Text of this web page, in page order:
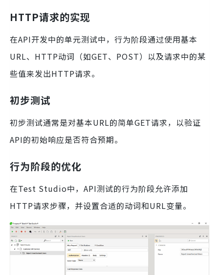
HTTP请求的实现
在API开发中的单元测试中，行为阶段通过使用基本
URL、HTTP动词（如GET、POST）以及请求中的某
些值来发出HTTP请求。
初步测试
初步测试通常是对基本URL的简单GET请求，以验证
API的初始响应是否符合预期。
行为阶段的优化
在Test Studio中，API测试的行为阶段允许添加
HTTP请求步骤，并设置合适的动词和URL变量。